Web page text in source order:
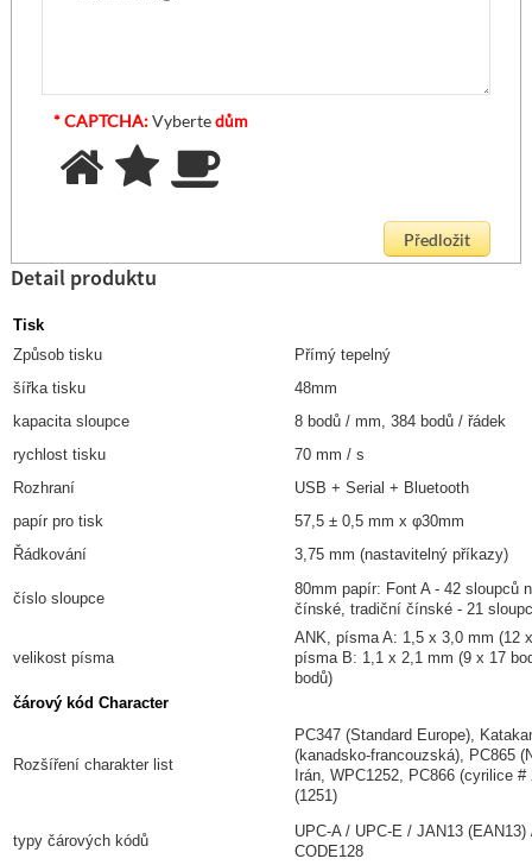
* CAPTCHA:Vybertedům
Detail produktu
Tisk
Způsob tisku
Přímý tepelný
šířka tisku
48mm
kapacita sloupce
8 bodů / mm, 384 bodů / řádek
rychlost tisku
70 mm / s
Rozhraní
USB + Serial + Bluetooth
papír pro tisk
57,5 ± 0,5 mm x φ30mm
Řádkování
3,75 mm (nastavitelný příkazy)
číslo sloupce
80mm papír: Font A - 42 sloupců
čínské, tradiční čínské - 21
velikost písma
ANK, písma A: 1,5 x 3,0 mm (12
písma B: 1,1 x 2,1 mm (9 x 17
bodů)
čárový kód Character
Rozšíření charakter list
PC347 (Standard Europe),
(kanadsko-francouzská), PC865
Irán, WPC1252, PC866 (cyrilice
(1251)
typy čárových kódů
UPC-A / UPC-E / JAN13
CODE128